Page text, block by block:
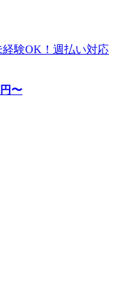
験OK！週払い対応
円〜